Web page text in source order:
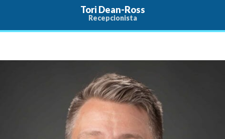
Tori Dean-Ross
Recepcionista